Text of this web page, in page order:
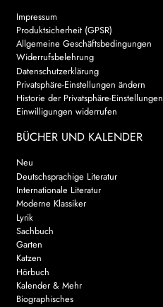
Impressum
Produktsicherheit (GPSR)
Allgemeine Geschäftsbedingungen
Widerrufsbelehrung
Datenschutzerklärung
Privatsphäre-Einstellungen ändern
Historie der Privatsphäre-Einstellungen
Einwilligungen widerrufen
BÜCHER UND KALENDER
Neu
Deutschsprachige Literatur
Internationale Literatur
Moderne Klassiker
Lyrik
Sachbuch
Garten
Katzen
Hörbuch
Kalender & Mehr
Biographisches